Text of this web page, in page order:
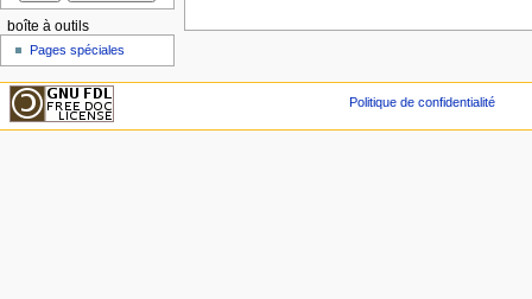
boîte à outils
Pages spéciales
Politique de confidentialité